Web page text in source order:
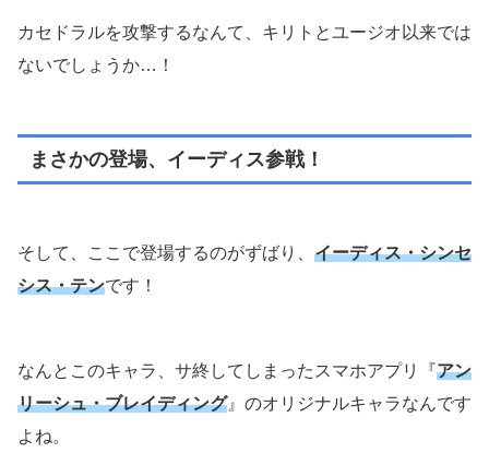
カセドラルを攻撃するなんて、キリトとユージオ以来では
ないでしょうか…！
まさかの登場、イーディス参戦！
そして、ここで登場するのがずばり、 イーディス・シンセ
シス・テンです！
なんとこのキャラ、サ終してしまったスマホアプリ『アン
リーシュ・ブレイディング』のオリジナルキャラなんです
よね。